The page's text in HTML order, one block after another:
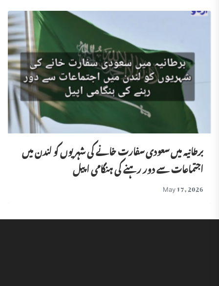
برطانیہ میں سعودی سفارت خانے کی شہریوں کو لندن میں
اجتماعات سے دور رہنے کی ہنگامی اپیل
May 17, 2026